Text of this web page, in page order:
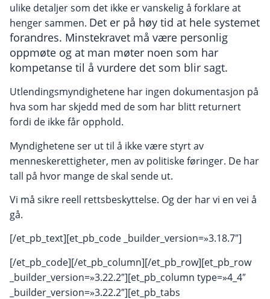
ulike detaljer som det ikke er vanskelig å forklare at
henger sammen. Det er på høy tid at hele systemet
forandres. Minstekravet må være personlig
oppmøte og at man møter noen som har
kompetanse til å vurdere det som blir sagt.
Utlendingsmyndighetene har ingen dokumentasjon på
hva som har skjedd med de som har blitt returnert
fordi de ikke får opphold.
Myndighetene ser ut til å ikke være styrt av
menneskerettigheter, men av politiske føringer. De har
tall på hvor mange de skal sende ut.
Vi må sikre reell rettsbeskyttelse. Og der har vi en vei å
gå.
[/et_pb_text][et_pb_code _builder_version=»3.18.7″]
[/et_pb_code][/et_pb_column][/et_pb_row][et_pb_row
_builder_version=»3.22.2″][et_pb_column type=»4_4″
_builder_version=»3.22.2″][et_pb_tabs